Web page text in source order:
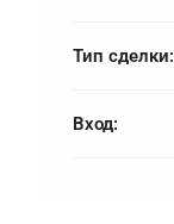
Тип сделки:
Вход: